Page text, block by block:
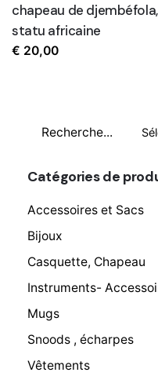
Recherche
Catégories de
Accessoires et Sacs
Bijoux
Casquette, Chapeau
Instruments-
Mugs
Snoods , écharpes
Vêtements
chapeau de djembéfola,
statu africaine
€ 20,00